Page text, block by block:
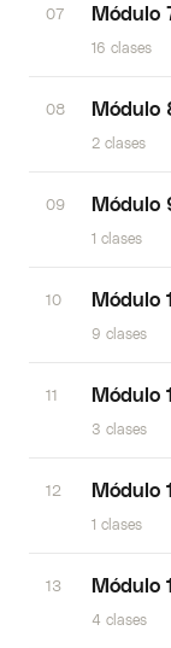
07 Módulo
16 clases
08 Módulo
2 clases
09 Módulo
1 clases
10 Módulo
9 clases
11 Módulo
3 clases
12 Módulo
1 clases
13 Módulo
4 clases